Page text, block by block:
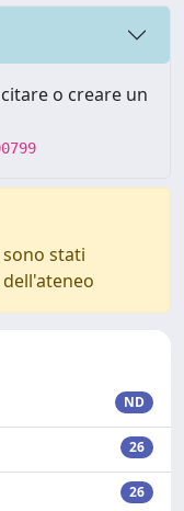
o creare un
stati
ND
26
26